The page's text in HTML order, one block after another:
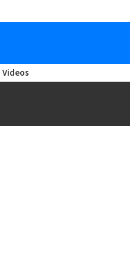
Videos